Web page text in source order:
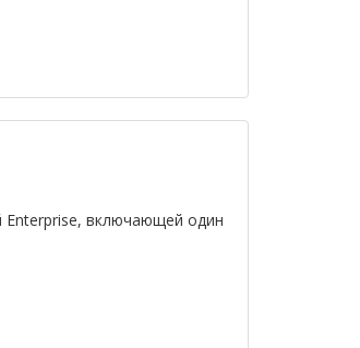
Enterprise, включающей один